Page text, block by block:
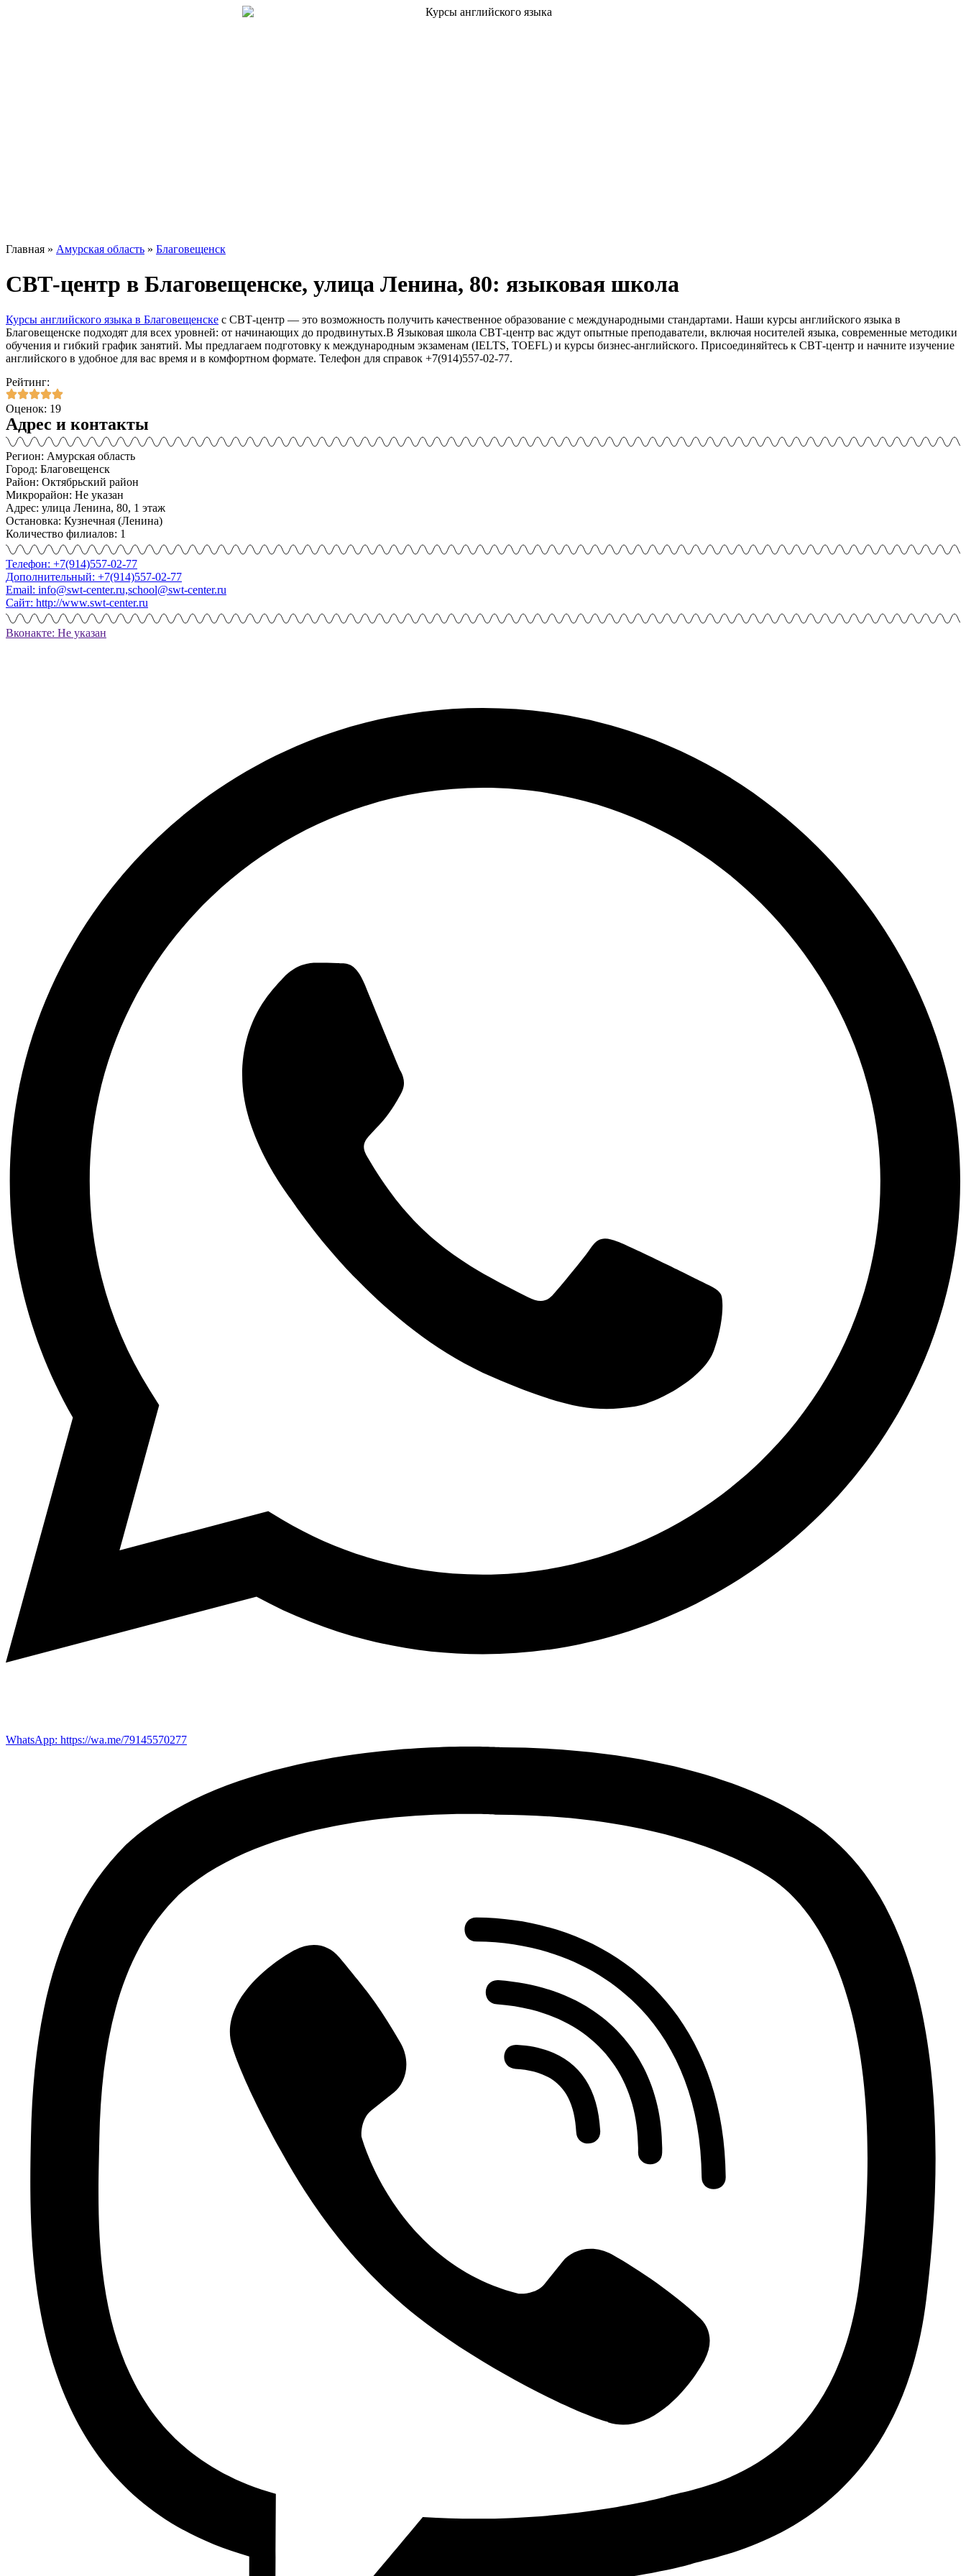
Главная » Амурская область » Благовещенск
СВТ-центр в Благовещенске, улица Ленина, 80: языковая школа
Курсы английского языка в Благовещенске с СВТ-центр — это возможность получить качественное образование с международными стандартами. Наши курсы английского языка в
Благовещенске подходят для всех уровней: от начинающих до продвинутых.В Языковая школа СВТ-центр вас ждут опытные преподаватели, включая носителей языка, современные методики
обучения и гибкий график занятий. Мы предлагаем подготовку к международным экзаменам (IELTS, TOEFL) и курсы бизнес-английского. Присоединяйтесь к СВТ-центр и начните изучение
английского в удобное для вас время и в комфортном формате. Телефон для справок +7(914)557-02-77.
Рейтинг:
Оценок: 19
Адрес и контакты
Регион: Амурская область
Город: Благовещенск
Район: Октябрьский район
Микрорайон: Не указан
Адрес: улица Ленина, 80, 1 этаж
Остановка: Кузнечная (Ленина)
Количество филиалов: 1
Телефон: +7(914)557-02-77
Дополнительный: +7(914)557-02-77
Email: info@swt-center.ru,school@swt-center.ru
Сайт: http://www.swt-center.ru
Вконакте: Не указан
WhatsApp: https://wa.me/79145570277